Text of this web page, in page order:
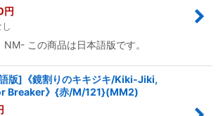
円
NM- この商品は日本語版です。
版]《鏡割りのキキジキ/Kiki-Jiki,
Breaker》{赤/M/121}(MM2)